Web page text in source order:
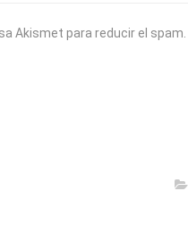
Akismet para reducir el spam.